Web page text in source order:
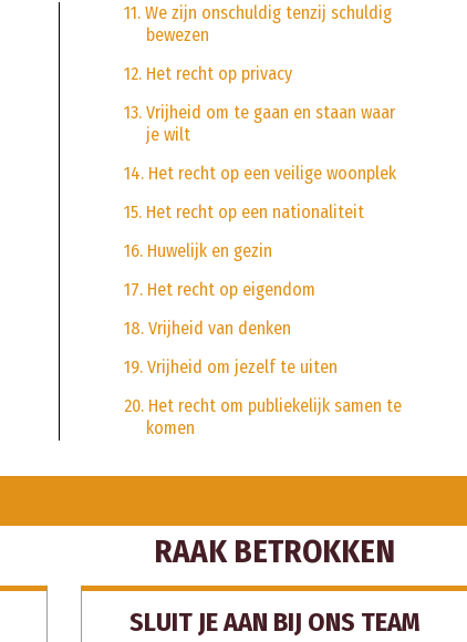
11. We zijn onschuldig tenzij schuldig
bewezen
12. Het recht op privacy
13. Vrijheid om te gaan en staan waar
je wilt
14. Het recht op een veilige woonplek
15. Het recht op een nationaliteit
16. Huwelijk en gezin
17. Het recht op eigendom
18. Vrijheid van denken
19. Vrijheid om jezelf te uiten
20. Het recht om publiekelijk samen te
komen
RAAK BETROKKEN
SLUIT JE AAN BIJ ONS TEAM